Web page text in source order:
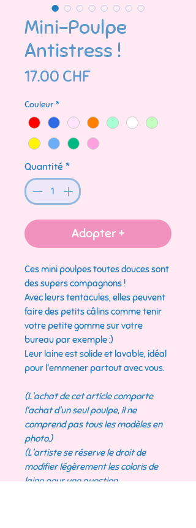
Mini-Poulpe
Antistress !
17.00 CHFPrix
Couleur *
Quantité *
Adopter +
Ces mini poulpes toutes douces sont
des supers compagnons !
Avec leurs tentacules, elles peuvent
faire des petits câlins comme tenir
votre petite gomme sur votre
bureau par exemple :)
Leur laine est solide et lavable, idéal
pour l'emmener partout avec vous.
(L'achat de cet article comporte
l'achat d'un seul poulpe, il ne
comprend pas tous les modèles en
photo.)
(L'artiste se réserve le droit de
modifier légèrement les coloris de
laine pour une question